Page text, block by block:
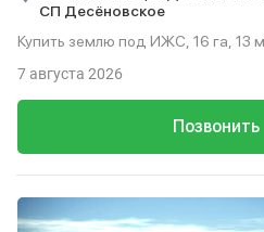
СП Десёновское
Купить землю под ИЖС, 16 га, 13
Позвонить
7 августа 2026